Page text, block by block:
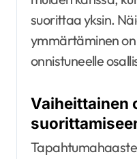
suorittaa yksin.
ymmärtäminen
onnistuneelle
Vaiheittainen